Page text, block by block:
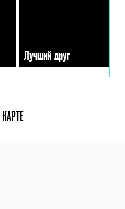
Лучший друг